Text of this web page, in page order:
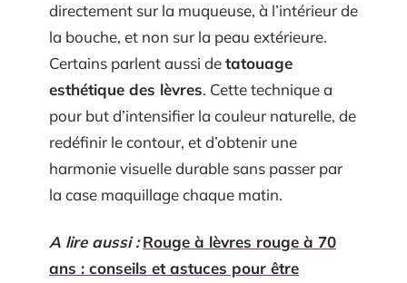
directement sur la muqueuse, à l’intérieur de
la bouche, et non sur la peau extérieure.
Certains parlent aussi detatouage
esthétique des lèvres. Cette technique a
pour but d’intensifier la couleur naturelle, de
redéfinir le contour, et d’obtenir une
harmonie visuelle durable sans passer par
la case maquillage chaque matin.
A lire aussi : Rouge à lèvres rouge à 70
ans : conseils et astuces pour être